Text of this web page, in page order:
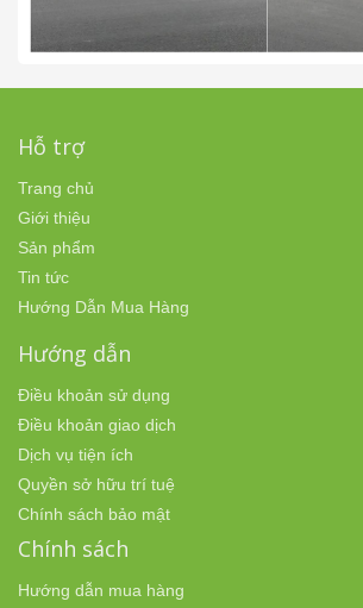
Hỗ trợ
Trang chủ
Giới thiệu
Sản phẩm
Tin tức
Hướng Dẫn Mua Hàng
Hướng dẫn
Điều khoản sử dụng
Điều khoản giao dịch
Dịch vụ tiện ích
Quyền sở hữu trí tuệ
Chính sách bảo mật
Chính sách
Hướng dẫn mua hàng